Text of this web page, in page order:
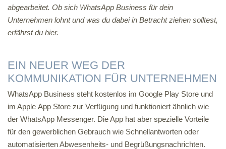
abgearbeitet. Ob sich WhatsApp Business für dein
Unternehmen lohnt und was du dabei in Betracht ziehen solltest,
erfährst du hier.
EIN NEUER WEG DER
KOMMUNIKATION FÜR UNTERNEHMEN
WhatsApp Business steht kostenlos im Google Play Store und
im Apple App Store zur Verfügung und funktioniert ähnlich wie
der WhatsApp Messenger. Die App hat aber spezielle Vorteile
für den gewerblichen Gebrauch wie Schnellantworten oder
automatisierten Abwesenheits- und Begrüßungsnachrichten.